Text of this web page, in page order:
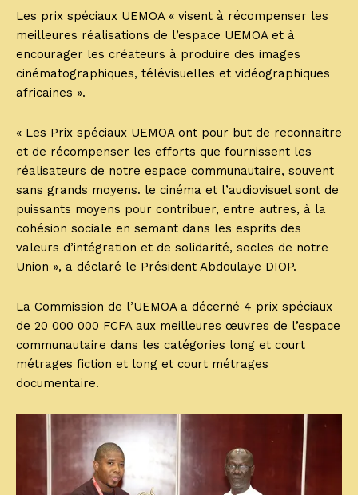
Les prix spéciaux UEMOA « visent à récompenser les
meilleures réalisations de l’espace UEMOA et à
encourager les créateurs à produire des images
cinématographiques, télévisuelles et vidéographiques
africaines ».
« Les Prix spéciaux UEMOA ont pour but de reconnaitre
et de récompenser les efforts que fournissent les
réalisateurs de notre espace communautaire, souvent
sans grands moyens. le cinéma et l’audiovisuel sont de
puissants moyens pour contribuer, entre autres, à la
cohésion sociale en semant dans les esprits des
valeurs d’intégration et de solidarité, socles de notre
Union », a déclaré le Président Abdoulaye DIOP.
La Commission de l’UEMOA a décerné 4 prix spéciaux
de 20 000 000 FCFA aux meilleures œuvres de l’espace
communautaire dans les catégories long et court
métrages fiction et long et court métrages
documentaire.